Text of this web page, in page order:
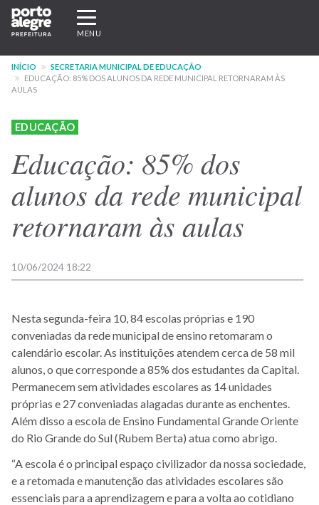
Pular
para
conteúdo
principal
Expandir/recolher
navegação
MENU
INÍCIO
SECRETARIA MUNICIPAL DE EDUCAÇÃO
EDUCAÇÃO: 85% DOS ALUNOS DA REDE MUNICIPAL RETORNARAM ÀS
AULAS
EDUCAÇÃO
Educação: 85% dos
alunos da rede municipal
retornaram às aulas
10/06/2024 18:22
Nesta segunda-feira 10, 84 escolas próprias e 190
conveniadas da rede municipal de ensino retomaram o
calendário escolar. As instituições atendem cerca de 58 mil
alunos, o que corresponde a 85% dos estudantes da Capital.
Permanecem sem atividades escolares as 14 unidades
próprias e 27 conveniadas alagadas durante as enchentes.
Além disso a escola de Ensino Fundamental Grande Oriente
do Rio Grande do Sul (Rubem Berta) atua como abrigo.
“A escola é o principal espaço civilizador da nossa sociedade,
e a retomada e manutenção das atividades escolares são
essenciais para a aprendizagem e para a volta ao cotidiano